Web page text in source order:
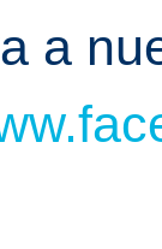
a